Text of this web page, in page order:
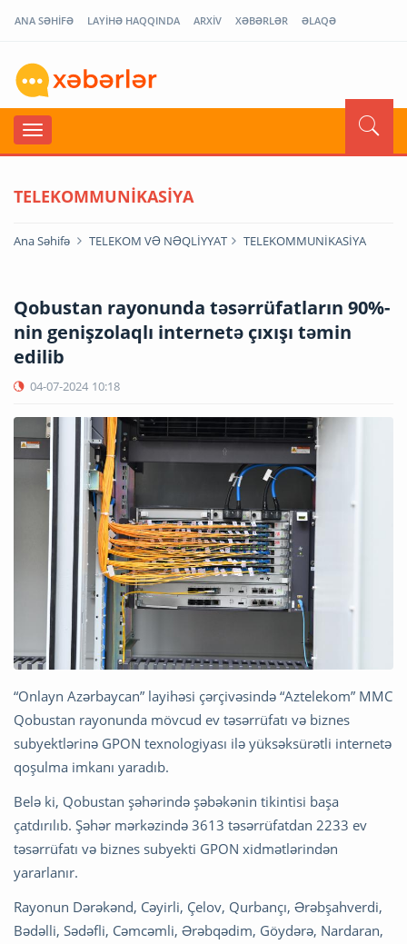
ANA SƏHİFƏ LAYİHƏ HAQQINDA ARXİV XƏBƏRLƏR ƏLAQƏ
TELEKOMMUNİKASİYA
Ana Səhifə TELEKOM VƏ NƏQLİYYAT TELEKOMMUNİKASİYA
Qobustan rayonunda təsərrüfatların 90%-
nin genişzolaqlı internetə çıxışı təmin
edilib
04-07-2024 10:18
“Onlayn Azərbaycan” layihəsi çərçivəsində “Aztelekom” MMC
Qobustan rayonunda mövcud ev təsərrüfatı və biznes
subyektlərinə GPON texnologiyası ilə yüksəksürətli internetə
qoşulma imkanı yaradıb.
Belə ki, Qobustan şəhərində şəbəkənin tikintisi başa
çatdırılıb. Şəhər mərkəzində 3613 təsərrüfatdan 2233 ev
təsərrüfatı və biznes subyekti GPON xidmətlərindən
yararlanır.
Rayonun Dərəkənd, Cəyirli, Çelov, Qurbançı, Ərəbşahverdi,
Bədəlli, Sədəfli, Cəmcəmli, Ərəbqədim, Göydərə, Nardaran,